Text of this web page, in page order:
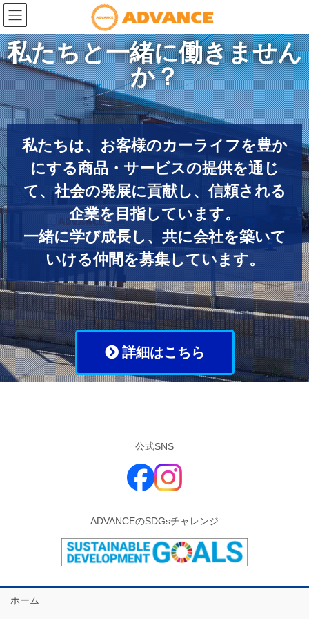
私たちと一緒に働きません
か？
私たちは、お客様のカーライフを豊か
にする商品・サービスの提供を通じ
て、社会の発展に貢献し、信頼される
企業を目指しています。
一緒に学び成長し、共に会社を築いて
いける仲間を募集しています。
詳細はこちら
公式SNS
ADVANCEのSDGsチャレンジ
ホーム